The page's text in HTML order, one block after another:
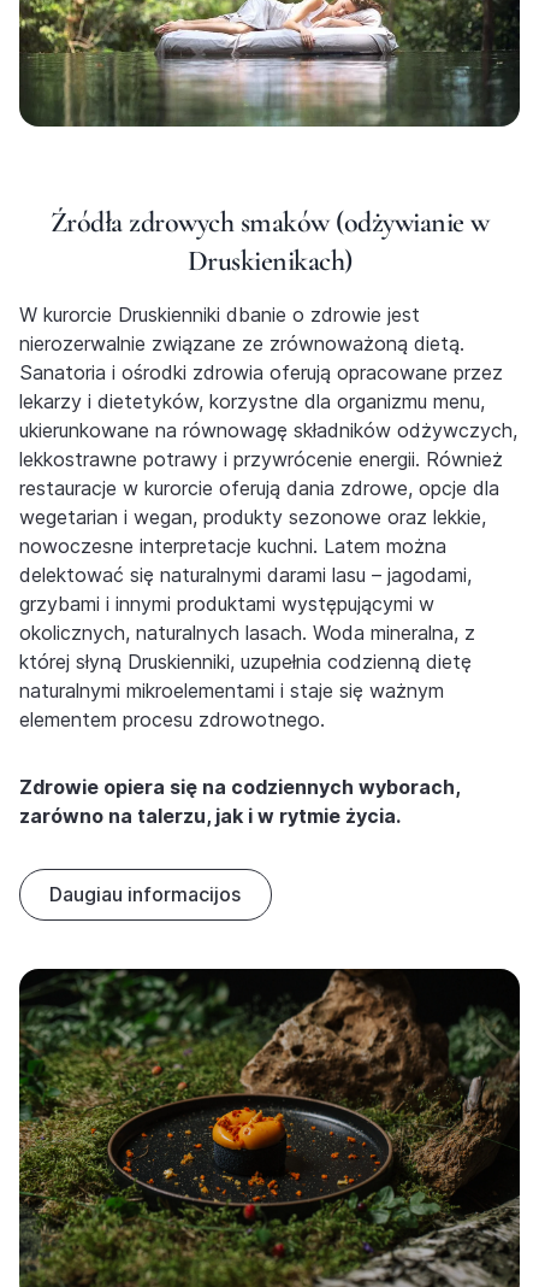
Źródła zdrowych smaków (odżywianie w
Druskienikach)
W kurorcie Druskienniki dbanie o zdrowie jest
nierozerwalnie związane ze zrównoważoną dietą.
Sanatoria i ośrodki zdrowia oferują opracowane przez
lekarzy i dietetyków, korzystne dla organizmu menu,
ukierunkowane na równowagę składników odżywczych,
lekkostrawne potrawy i przywrócenie energii. Również
restauracje w kurorcie oferują dania zdrowe, opcje dla
wegetarian i wegan, produkty sezonowe oraz lekkie,
nowoczesne interpretacje kuchni. Latem można
delektować się naturalnymi darami lasu – jagodami,
grzybami i innymi produktami występującymi w
okolicznych, naturalnych lasach. Woda mineralna, z
której słyną Druskienniki, uzupełnia codzienną dietę
naturalnymi mikroelementami i staje się ważnym
elementem procesu zdrowotnego.
Zdrowie opiera się na codziennych wyborach,
zarówno na talerzu, jak i w rytmie życia.
Daugiau informacijos